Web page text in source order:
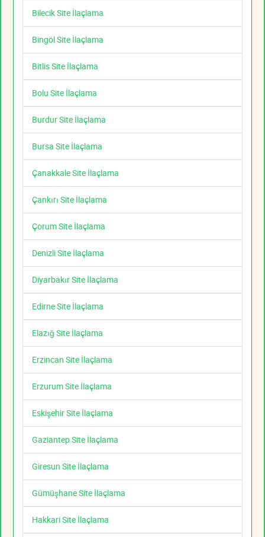
Bilecik Site İlaçlama
Bingöl Site İlaçlama
Bitlis Site İlaçlama
Bolu Site İlaçlama
Burdur Site İlaçlama
Bursa Site İlaçlama
Çanakkale Site İlaçlama
Çankırı Site İlaçlama
Çorum Site İlaçlama
Denizli Site İlaçlama
Diyarbakır Site İlaçlama
Edirne Site İlaçlama
Elazığ Site İlaçlama
Erzincan Site İlaçlama
Erzurum Site İlaçlama
Eskişehir Site İlaçlama
Gaziantep Site İlaçlama
Giresun Site İlaçlama
Gümüşhane Site İlaçlama
Hakkari Site İlaçlama